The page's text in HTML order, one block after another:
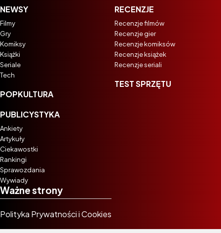
NEWSY
Filmy
Gry
Komiksy
Książki
Seriale
Tech
POPKULTURA
PUBLICYSTYKA
Ankiety
Artykuły
Ciekawostki
Rankingi
Sprawozdania
Wywiady
RECENZJE
Recenzje filmów
Recenzje gier
Recenzje komiksów
Recenzje książek
Recenzje seriali
TEST SPRZĘTU
Ważne strony
Polityka Prywatności i Cookies